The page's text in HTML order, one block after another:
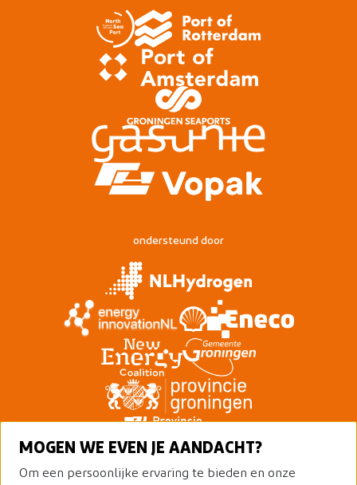
ondersteund door
MOGEN WE EVEN JE AANDACHT?
Om een persoonlijke ervaring te bieden en onze